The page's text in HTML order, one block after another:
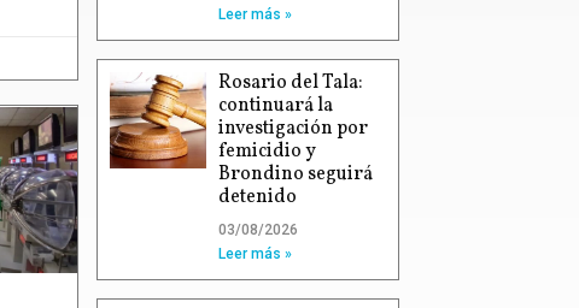
Leer más »
Rosario del Tala:
continuará la
investigación por
femicidio y
Brondino seguirá
detenido
03/08/2026
Leer más »